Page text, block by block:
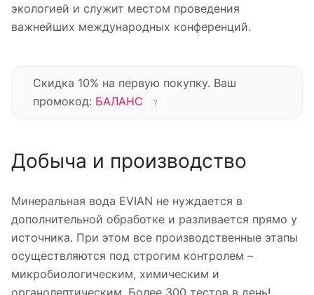
экологией и служит местом проведения
важнейших международных конференций.
Скидка 10% на первую покупку. Ваш
промокод: БАЛАНС ?
Добыча и производство
Минеральная вода EVIAN не нуждается в
дополнительной обработке и разливается прямо у
источника. При этом все производственные этапы
осуществляются под строгим контролем –
микробиологическим, химическим и
органолептическим. Более 300 тестов в день!